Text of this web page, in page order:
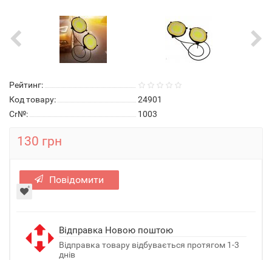
Рейтинг:
Код товару:
24901
Cr№:
1003
130 грн
Повідомити
Відправка Новою поштою
Відправка товару відбувається протягом 1-3
днів